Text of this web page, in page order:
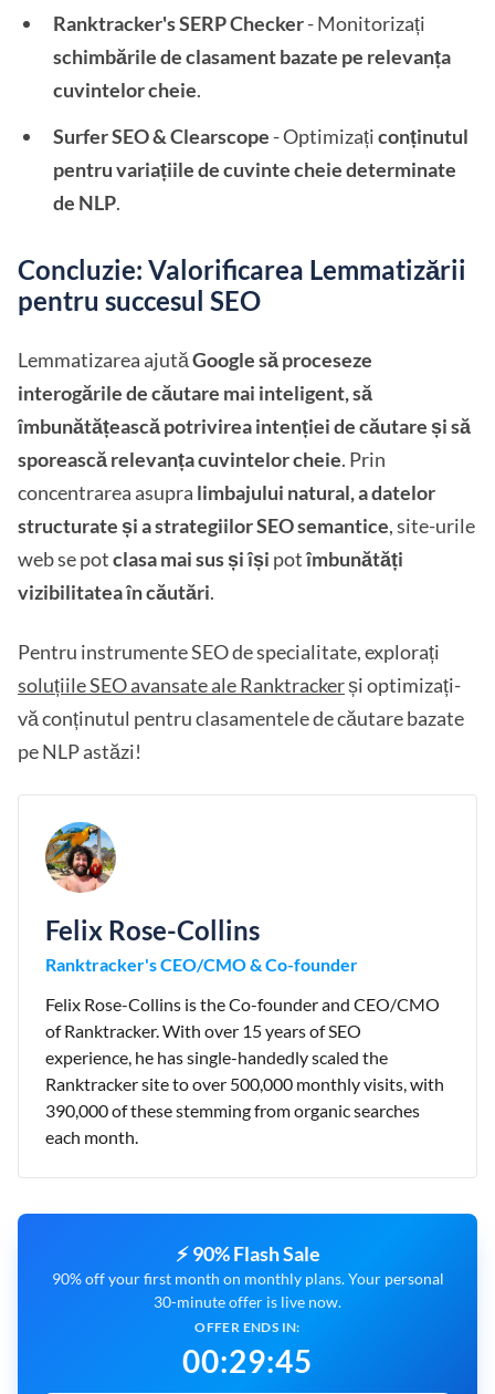
Ranktracker's SERP Checker- Monitorizați
schimbările de clasament bazate pe relevanța
cuvintelor cheie.
Surfer SEO & Clearscope - Optimizațiconținutul
pentru variațiile de cuvinte cheie determinate
de NLP.
Concluzie: Valorificarea Lemmatizării
pentru succesul SEO
Lemmatizarea ajutăGoogle să proceseze
interogările de căutare mai inteligent, să
îmbunătățească potrivirea intenției de căutare și să
sporească relevanța cuvintelor cheie. Prin
concentrarea asupra limbajului natural, a datelor
structurate și a strategiilor SEO semantice, site-urile
web se potclasa mai sus și își potîmbunătăți
vizibilitatea în căutări.
Pentru instrumente SEO de specialitate, explorați
soluțiile SEO avansate ale Ranktrackerși optimizați-
vă conținutul pentru clasamentele de căutare bazate
pe NLP astăzi!
Felix Rose-Collins
Ranktracker's CEO/CMO & Co-founder
Felix Rose-Collins is the Co-founder and CEO/CMO
of Ranktracker. With over 15 years of SEO
experience, he has single-handedly scaled the
Ranktracker site to over 500,000 monthly visits, with
390,000 of these stemming from organic searches
each month.
⚡ 90% Flash Sale
90% off your first month on monthly plans. Your personal
30-minute offer is live now.
OFFER ENDS IN:
00:29:45